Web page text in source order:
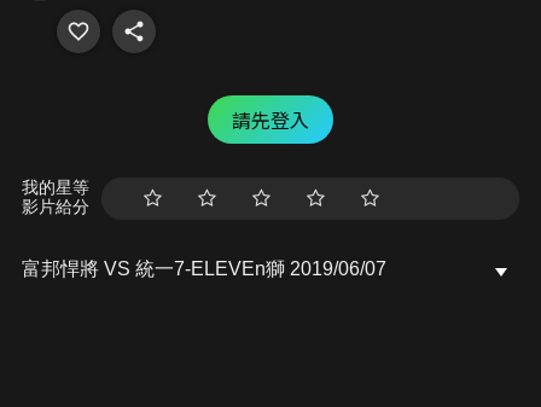
請先登入
我的星等
影片給分
富邦悍將 VS 統一7-ELEVEn獅 2019/06/07